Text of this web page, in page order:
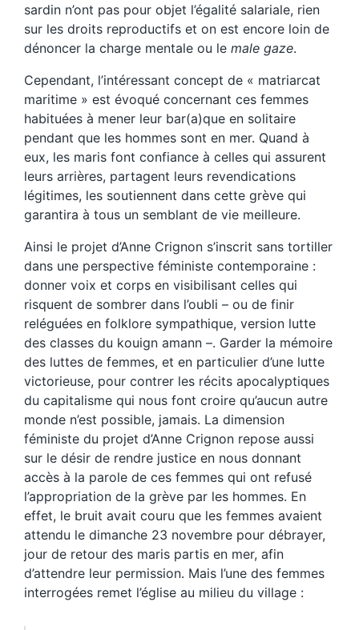
sardin n’ont pas pour objet l’égalité salariale, rien
sur les droits reproductifs et on est encore loin de
dénoncer la charge mentale ou le male gaze.
Cependant, l’intéressant concept de « matriarcat
maritime » est évoqué concernant ces femmes
habituées à mener leur bar(a)que en solitaire
pendant que les hommes sont en mer. Quand à
eux, les maris font confiance à celles qui assurent
leurs arrières, partagent leurs revendications
légitimes, les soutiennent dans cette grève qui
garantira à tous un semblant de vie meilleure.
Ainsi le projet d’Anne Crignon s’inscrit sans tortiller
dans une perspective féministe contemporaine :
donner voix et corps en visibilisant celles qui
risquent de sombrer dans l’oubli – ou de finir
reléguées en folklore sympathique, version lutte
des classes du kouign amann –. Garder la mémoire
des luttes de femmes, et en particulier d’une lutte
victorieuse, pour contrer les récits apocalyptiques
du capitalisme qui nous font croire qu’aucun autre
monde n’est possible, jamais. La dimension
féministe du projet d’Anne Crignon repose aussi
sur le désir de rendre justice en nous donnant
accès à la parole de ces femmes qui ont refusé
l’appropriation de la grève par les hommes. En
effet, le bruit avait couru que les femmes avaient
attendu le dimanche 23 novembre pour débrayer,
jour de retour des maris partis en mer, afin
d’attendre leur permission. Mais l’une des femmes
interrogées remet l’église au milieu du village :